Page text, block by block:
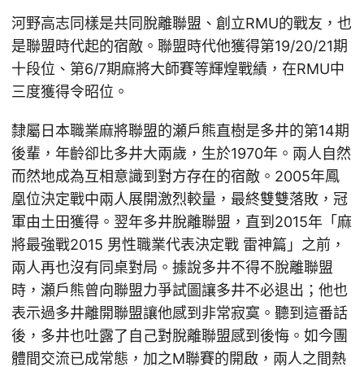
河野高志同樣是共同脫離聯盟、創立RMU的戰友，也
是聯盟時代起的宿敵。聯盟時代他獲得第19/20/21期
十段位、第6/7期麻將大師賽等輝煌戰績，在RMU中
三度獲得令昭位。
隸屬日本職業麻將聯盟的瀬戶熊直樹是多井的第14期
後輩，年齡卻比多井大兩歲，生於1970年。兩人自然
而然地成為互相意識到對方存在的宿敵。2005年鳳
凰位決定戰中兩人展開激烈較量，最終雙雙落敗，冠
軍由土田獲得。翌年多井脫離聯盟，直到2015年「麻
將最強戰2015 男性職業代表決定戰 雷神篇」之前，
兩人再也沒有同桌對局。據說多井不得不脫離聯盟
時，瀬戶熊曾向聯盟力爭試圖讓多井不必退出；他也
表示過多井離開聯盟讓他感到非常寂寞。聽到這番話
後，多井也吐露了自己對脫離聯盟感到後悔。如今團
體間交流已成常態，加之M聯賽的開啟，兩人之間熱